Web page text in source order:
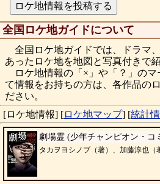
全国ロケ地ガイドについて
全国ロケ地ガイドでは、ドラマ
あったロケ地を地図と写真付きで
ロケ地情報の「×」や「？」のマ
て情報をお持ちの方は、各作品の
ださい。
[ロケ地情報] [ロケ地マップ] [統計
劇場霊 (少年チャンピオン・コ
タカヲヨシノブ（著）、加藤淳也（